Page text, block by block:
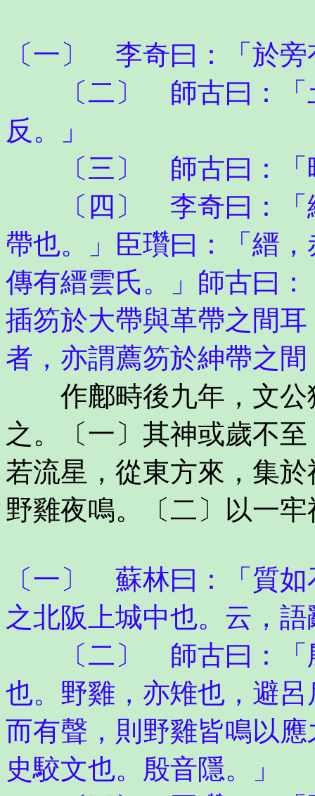
〔一〕 李奇曰：「於
〔二〕 師古曰：「
反。」
〔三〕 師古曰：「
〔四〕 李奇曰：「縉
帶也。」臣瓚曰：「縉
傳有縉雲氏。」師古曰
插笏於大帶與革帶之間
者，亦謂薦笏於紳帶之
作鄜畤後九年，文公
之。〔一〕其神或歲不
若流星，從東方來，集
野雞夜鳴。〔二〕以一
〔一〕 蘇林曰：「質
之北阪上城中也。云，
〔二〕 師古曰：「殷
也。野雞，亦雉也，避
而有聲，則野雞皆鳴以
史駮文也。殷音隱。」